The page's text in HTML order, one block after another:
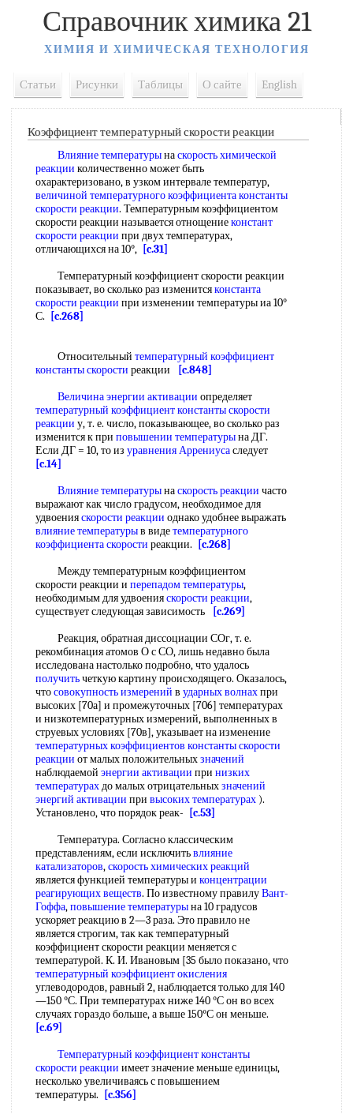
Справочник химика 21
ХИМИЯ И ХИМИЧЕСКАЯ ТЕХНОЛОГИЯ
Статьи Рисунки Таблицы О сайте English
Коэффициент температурный скорости реакции
Влияние температурынаскорость химической
реакции количественно может быть
охарактеризовано, в узком интервале температур,
величиной температурного коэффициента константы
скорости реакции. Температурным коэффициентом
скорости реакции называется отнощениеконстант
скорости реакции при двух температурах,
отличающихся на 10°, [c.31]
Температурный коэффициент скорости реакции
показывает, во сколько раз изменитсяконстанта
скорости реакции при изменении температуры иа 10°
С.
[c.268]
Относительный температурный коэффициент
константы скорости реакции
[c.848]
Величина энергии активации определяет
температурный коэффициент константы скорости
реакции у, т. е. число, показывающее, во сколько раз
изменится к при повышении температурына ДГ.
Если ДГ = 10, то из уравнения Аррениусаследует
[c.14]
Влияние температурынаскорость реакции часто
выражают как число градусом, необходимое для
удвоенияскорости реакции однако удобнее выражать
влияние температурыв видетемпературного
коэффициента скорости реакции.
[c.268]
Между температурным коэффициентом
скорости реакции и перепадом температуры,
необходимым для удвоенияскорости реакции,
существует следующая зависимость
[c.269]
Реакция, обратная диссоциации СОг, т. е.
рекомбинация атомов О с СО, лишь недавно была
исследована настолько подробно, что удалось
получитьчеткую картину происходящего. Оказалось,
чтосовокупность измерений в ударных волнахпри
высоких [70а] и промежуточных [706] температурах
и низкотемпературных измерений, выполненных в
струевых условиях [70в], указывает на изменение
температурных коэффициентов константы скорости
реакции от малых положительныхзначений
наблюдаемой энергии активации при низких
температурахдо малых отрицательныхзначений
энергий активации при высоких температурах ).
Установлено, что порядок реак-
[c.53]
Температура. Согласно классическим
представлениям, если исключитьвлияние
катализаторов,скорость химических реакций
является функцией температуры и концентрации
реагирующих веществ. По известному правилуВант-
Гоффа,повышение температурына 10 градусов
ускоряет реакцию в 2—3 раза. Это правило не
является строгим, так как температурный
коэффициент скорости реакции меняется с
температурой. К. И. Ивановым [35 было показано, что
температурный коэффициент окисления
углеводородов, равный 2, наблюдается только для 140
—150 °С. При температурах ниже 140 °С он во всех
случаях гораздо больше, а выше 150°С он меньше.
[c.69]
Температурный коэффициент константы
скорости реакции имеет значение меньше единицы,
несколько увеличиваясь с повышением
температуры.
[c.356]